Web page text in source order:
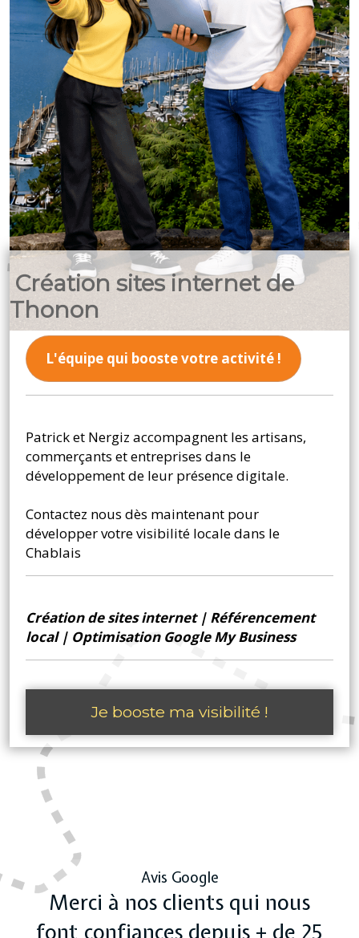
Création sites internet de
Thonon
L'équipe qui booste votre activité !
Patrick et Nergiz accompagnent les artisans,
commerçants et entreprises dans le
développement de leur présence digitale.
Contactez nous dès maintenant pour
développer votre visibilité locale dans le
Chablais
Création de sites internet| Référencement
local| Optimisation Google My Business
Je booste ma visibilité !
Avis Google
Merci à nos clients qui nous
font confiances depuis + de 25